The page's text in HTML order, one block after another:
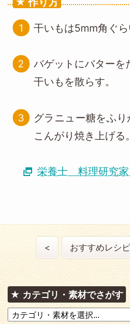
干いもは5mm角ぐら
バゲットにバター
干いもを散らす。
グラニュー糖をふ
こんがり焼き上げる。
栄養士 料理研究
< おすすめレシ
カテゴリ・素材でさがす